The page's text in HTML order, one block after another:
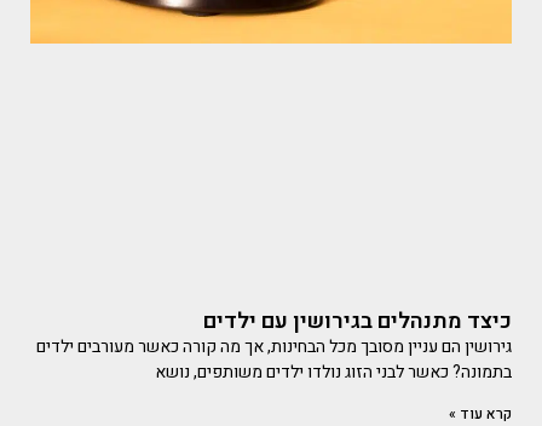
כיצד מתנהלים בגירושין עם ילדים
גירושין הם עניין מסובך מכל הבחינות, אך מה קורה כאשר מעורבים ילדים
בתמונה? כאשר לבני הזוג נולדו ילדים משותפים, נושא
קרא עוד »